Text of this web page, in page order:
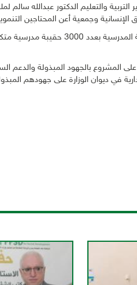
والتعليم الدكتور عبدالله سالم
وجمعية أعن المحتاجين
المشروع بالجهود المبذولة والدعم
في ديوان الوزارة على جهودهم